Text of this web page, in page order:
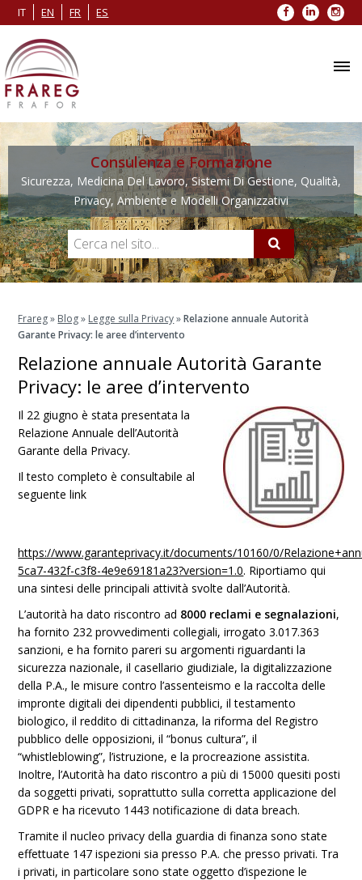
IT EN FR ES Facebook
LinkedIn
Consulenza e Formazione
Sicurezza, Medicina Del Lavoro, Sistemi Di Gestione, Qualità,
Privacy, Ambiente e Modelli Organizzativi
Frareg» Blog» Legge sulla Privacy»Relazione annuale Autorità
Garante Privacy: le aree d’intervento
Relazione annuale Autorità Garante
Privacy: le aree d’intervento
Il 22 giugno è stata presentata la
Relazione Annuale dell’Autorità
Garante della Privacy.
Il testo completo è consultabile al
seguente link
https://www.garanteprivacy.it/documents/10160/0/
5ca7-432f-c3f8-4e9e69181a23?version=1.0. Riportiamo qui
una sintesi delle principali attività svolte dall’Autorità.
L’autorità ha dato riscontro ad 8000 reclami e segnalazioni,
ha fornito 232 provvedimenti collegiali, irrogato 3.017.363
sanzioni, e ha fornito pareri su argomenti riguardanti la
sicurezza nazionale, il casellario giudiziale, la digitalizzazione
della P.A., le misure contro l’assenteismo e la raccolta delle
impronte digitali dei dipendenti pubblici, il testamento
biologico, il reddito di cittadinanza, la riforma del Registro
pubblico delle opposizioni, il “bonus cultura”, il
“whistleblowing”, l’istruzione, e la procreazione assistita.
Inoltre, l’Autorità ha dato riscontro a più di 15000 quesiti posti
da soggetti privati, soprattutto sulla corretta applicazione del
GDPR e ha ricevuto 1443 notificazione di data breach.
Tramite il nucleo privacy della guardia di finanza sono state
effettuate 147 ispezioni sia presso P.A. che presso privati. Tra
i privati, in particolare sono state oggetto d’ispezione le